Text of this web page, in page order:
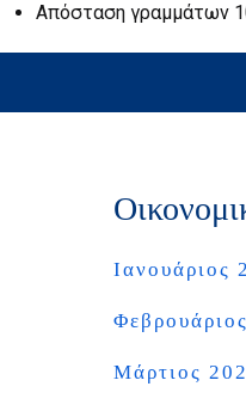
Απόσταση γραμμάτων
Ιανουάριος
Μάρτιος